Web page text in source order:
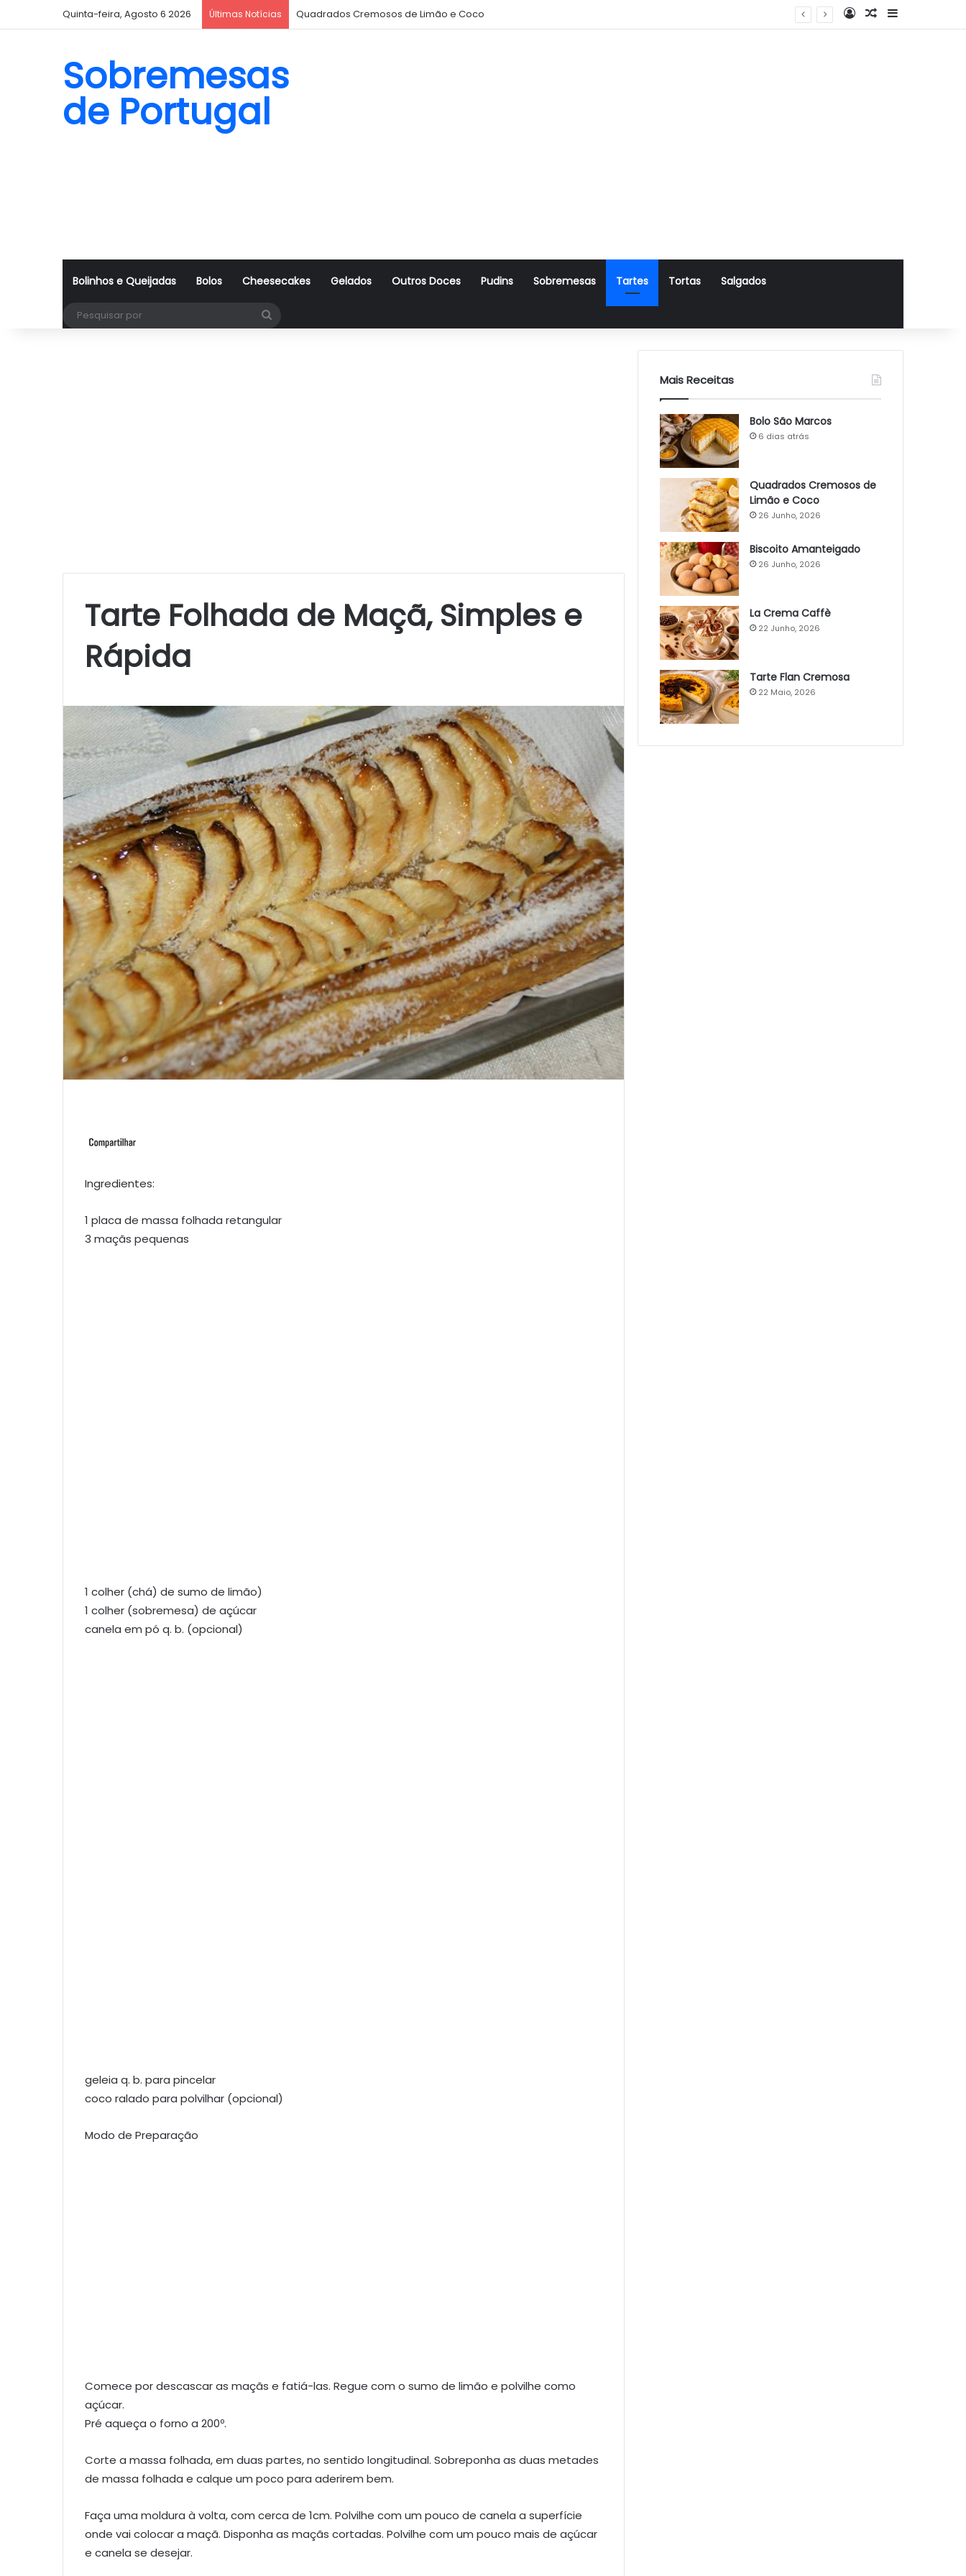
Quinta-feira, Agosto 6 2026 Últimas Notícias Quadrados Cremosos de Limão e Coco Log InArtigo Aleatório
Sidebar
Sobremesas
de Portugal
Bolinhos e Queijadas Bolos Cheesecakes Gelados Outros Doces Pudins Sobremesas Tartes Tortas Salgados
Tarte Folhada de Maçã, Simples e
Rápida
Ingredientes:
1 placa de massa folhada retangular
3 maçãs pequenas
1 colher (chá) de sumo de limão)
1 colher (sobremesa) de açúcar
canela em pó q. b. (opcional)
geleia q. b. para pincelar
coco ralado para polvilhar (opcional)
Modo de Preparação
Comece por descascar as maçãs e fatiá-las. Regue com o sumo de limão e polvilhe como
açúcar.
Pré aqueça o forno a 200º.
Corte a massa folhada, em duas partes, no sentido longitudinal. Sobreponha as duas metades
de massa folhada e calque um poco para aderirem bem.
Faça uma moldura à volta, com cerca de 1cm. Polvilhe com um pouco de canela a superfície
onde vai colocar a maçã. Disponha as maçãs cortadas. Polvilhe com um pouco mais de açúcar
e canela se desejar.
Mais Receitas
Bolo São Marcos
6 dias atrás
Quadrados Cremosos de
Limão e Coco
26 Junho, 2026
Biscoito Amanteigado
26 Junho, 2026
La Crema Caffè
22 Junho, 2026
Tarte Flan Cremosa
22 Maio, 2026